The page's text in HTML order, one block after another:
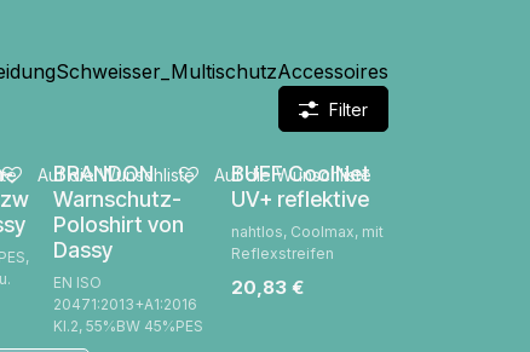
Schweisser_MultischutzAccessoires
Filter
BRANDON
Warnschutz-
Poloshirt von
Dassy
EN ISO
20471:2013+A1:2016
Kl.2, 55%BW 45%PES
Auf die Wunschliste
BUFF CoolNet
UV+ reflektive
nahtlos, Coolmax, mit
Reflexstreifen
20,83€
Auf die Wunschliste